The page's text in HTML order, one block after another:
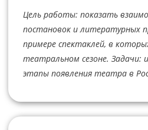
Цель работы: показать
постановок и литературных
примере спектаклей, в
театральном сезоне. Задачи:
этапы появления театра в